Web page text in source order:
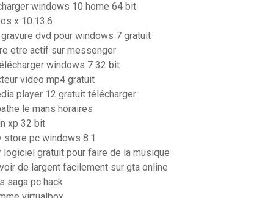
windows 10 home 64 bit
x 10.13.6
dvd pour windows 7 gratuit
etre actif sur messenger
windows 7 32 bit
video mp4 gratuit
player 12 gratuit télécharger
le mans horaires
xp 32 bit
store pc windows 8.1
logiciel gratuit pour faire de la musique
de largent facilement sur gta online
saga pc hack